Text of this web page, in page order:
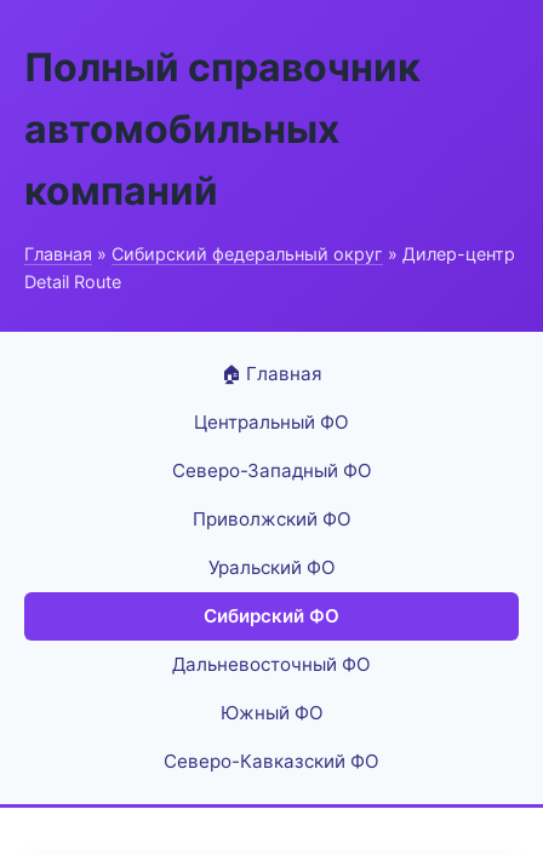
Полный справочник
автомобильных
компаний
Главная » Сибирский федеральный округ » Дилер-центр
Detail Route
🏠 Главная
Центральный ФО
Северо-Западный ФО
Приволжский ФО
Уральский ФО
Сибирский ФО
Дальневосточный ФО
Южный ФО
Северо-Кавказский ФО